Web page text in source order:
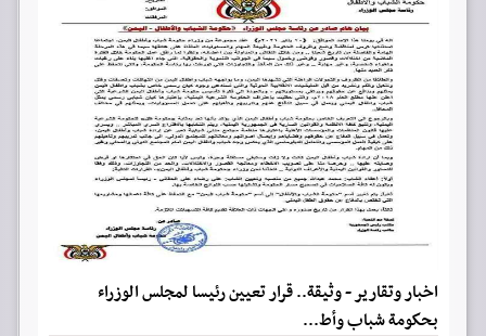
اخبار وتقارير - وثيقة.. قرار تعيين رئيسا لمجلس الوزراء
بحكومة شباب وأط...